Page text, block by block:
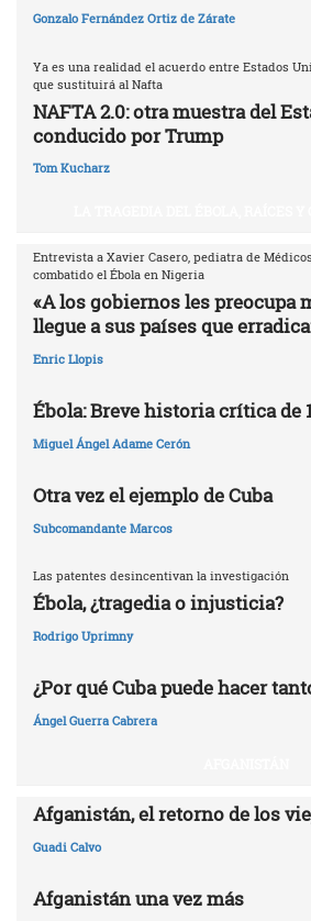
Gonzalo Fernández Ortiz de Zárate
Ya es una realidad el acuerdo entre Estados
que sustituirá al Nafta
NAFTA 2.0: otra muestra del
conducido por Trump
Tom Kucharz
Entrevista a Xavier Casero, pediatra de
combatido el Ébola en Nigeria
«A los gobiernos les preocupa
llegue a sus países que
Enric Llopis
Ébola: Breve historia crítica de
Miguel Ángel Adame Cerón
Otra vez el ejemplo de Cuba
Subcomandante Marcos
Las patentes desincentivan la investigación
Ébola, ¿tragedia o injusticia?
Rodrigo Uprimny
¿Por qué Cuba puede hacer
Ángel Guerra Cabrera
Afganistán, el retorno de los
Guadi Calvo
Afganistán una vez más